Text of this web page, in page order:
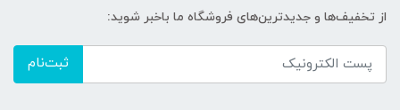
از تخفیف‌ها و جدیدترین‌های فروشگاه ما باخبر شوید:
ثبت‌نام